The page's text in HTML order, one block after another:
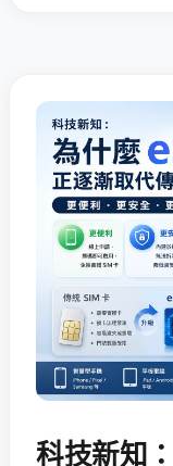
科技新知